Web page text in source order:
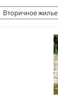
Вторичное жилье